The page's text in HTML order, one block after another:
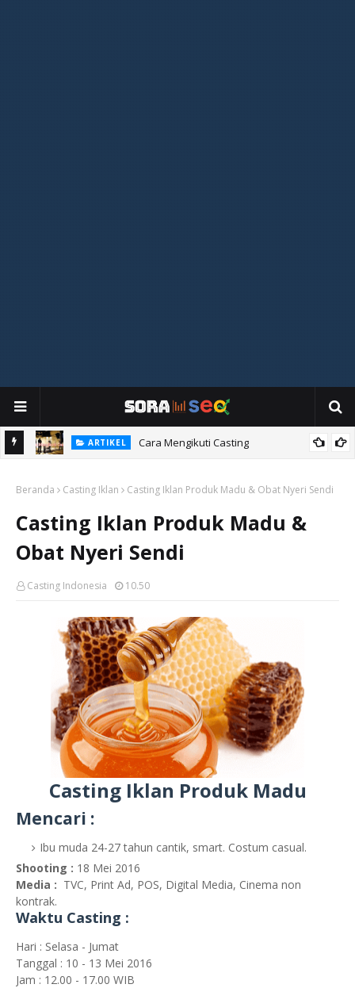
ARTIKEL Cara Mengikuti Casting
Beranda Casting Iklan Casting Iklan Produk Madu & Obat Nyeri Sendi
Casting Iklan Produk Madu &
Obat Nyeri Sendi
Casting Indonesia 10.50
Casting Iklan Produk Madu
Mencari :
Ibu muda 24-27 tahun cantik, smart. Costum casual.
Shooting : 18 Mei 2016
Media : TVC, Print Ad, POS, Digital Media, Cinema non
kontrak.
Waktu Casting :
Hari : Selasa - Jumat
Tanggal : 10 - 13 Mei 2016
Jam : 12.00 - 17.00 WIB